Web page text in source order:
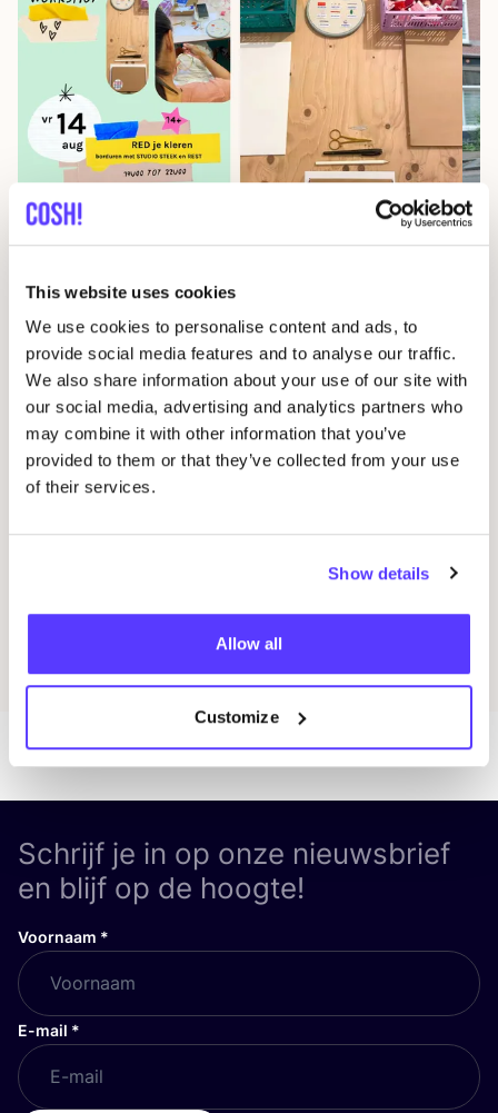
This website uses cookies
We use cookies to personalise content and ads, to
provide social media features and to analyse our traffic.
We also share information about your use of our site with
our social media, advertising and analytics partners who
may combine it with other information that you’ve
provided to them or that they’ve collected from your use
of their services.
Show details
Allow all
Customize
14 AUG
STUDIO STEEKenREST
Pieter Reypenslei 4-6 2640 Mortsel België
REST
Previous
Ontdek alle evenementen
Schrijf je in op onze nieuwsbrief
en blijf op de hoogte!
Voornaam *
E-mail *